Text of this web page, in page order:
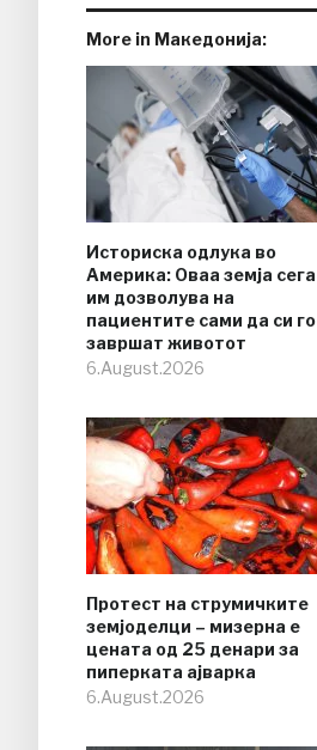
More in Македонија:
Историска одлука во
Америка: Оваа земја сега
им дозволува на
пациентите сами да си го
завршат животот
6.August.2026
Протест на струмичките
земјоделци – мизерна е
цената од 25 денари за
пиперката ајварка
6.August.2026